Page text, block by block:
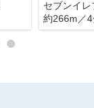
約266m／